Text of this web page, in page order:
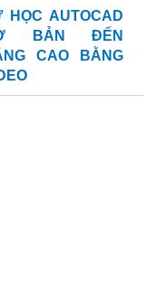
HỌC AUTOCAD
BẢN ĐẾN
CAO BẰNG